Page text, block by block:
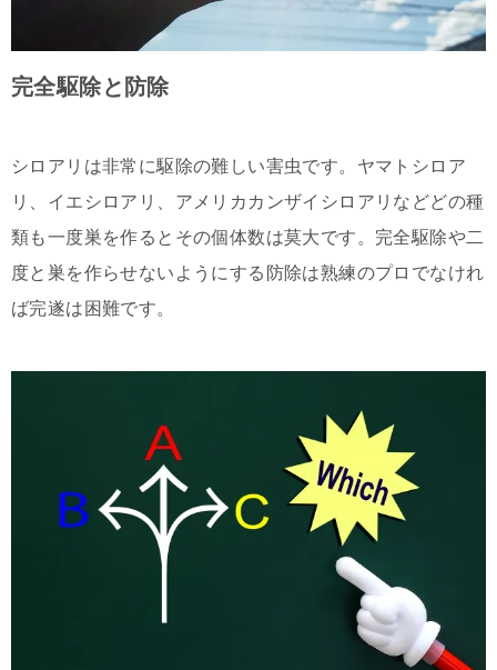
完全駆除と防除
シロアリは非常に駆除の難しい害虫です。ヤマトシロア
リ、イエシロアリ、アメリカカンザイシロアリなどどの種
類も一度巣を作るとその個体数は莫大です。完全駆除や二
度と巣を作らせないようにする防除は熟練のプロでなけれ
ば完遂は困難です。